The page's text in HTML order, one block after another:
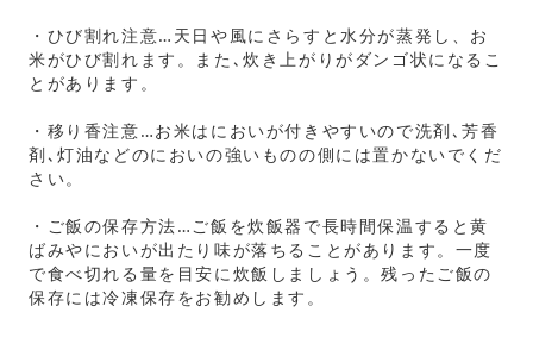
・ひび割れ注意…天日や風にさらすと水分が蒸発し、お
米がひび割れます。また､炊き上がりがダンゴ状になるこ
とがあります。
・移り香注意…お米はにおいが付きやすいので洗剤､芳香
剤､灯油などのにおいの強いものの側には置かないでくだ
さい。
・ご飯の保存方法…ご飯を炊飯器で長時間保温すると黄
ばみやにおいが出たり味が落ちることがあります。一度
で食べ切れる量を目安に炊飯しましょう。残ったご飯の
保存には冷凍保存をお勧めします。